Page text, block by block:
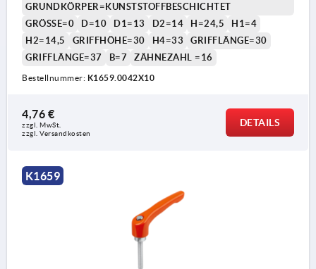
GRUNDKÖRPER=KUNSTSTOFFBESCHICHTET
GRÖSSE=0
D=10 D1=13 D2=14 H=24,5
H1=4
H2=14,5
GRIFFHÖHE=30 H4=33
GRIFFLÄNGE=30
GRIFFLÄNGE=37
B=7 ZÄHNEZAHL =16
Bestellnummer: K1659.0042X10
4,76 €
zzgl. MwSt.
zzgl. Versandkosten
DETAILS
K1659